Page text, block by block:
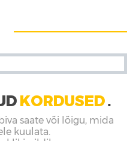
KORDUSED ■
saate või lõigu, mida
kuulata.